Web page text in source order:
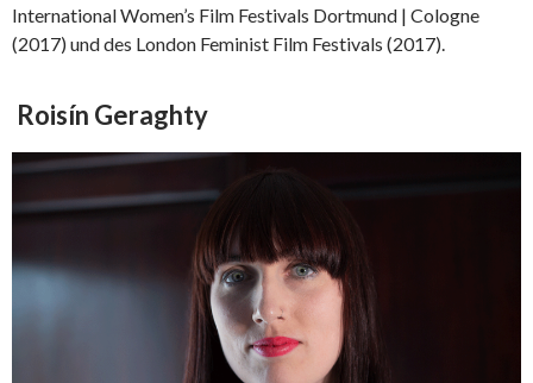
International Women’s Film Festivals Dortmund | Cologne
(2017) und des London Feminist Film Festivals (2017).
Roisín Geraghty